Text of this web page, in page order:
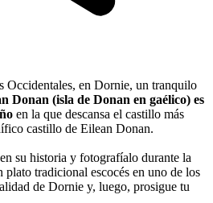
Occidentales, en Dornie, un tranquilo
Donan (isla de Donan en gaélico) es
en la que descansa el castillo más
castillo de Eilean Donan.
su historia y fotografíalo durante la
plato tradicional escocés en uno de los
de Dornie y, luego, prosigue tu